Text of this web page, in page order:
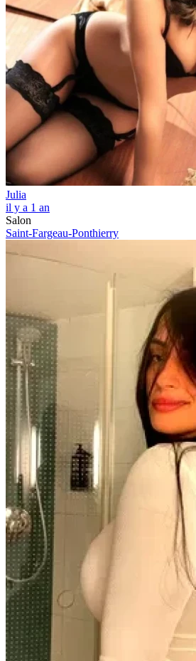
Julia
il y a 1 an
Salon
Saint-Fargeau-Ponthierry